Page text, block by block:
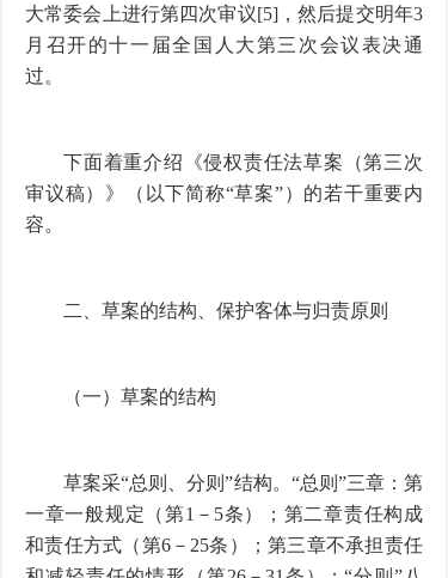
大常委会上进行第四次审议[5]，然后提交明年3
月召开的十一届全国人大第三次会议表决通
过。
下面着重介绍《侵权责任法草案（第三次
审议稿）》（以下简称“草案”）的若干重要内
容。
二、草案的结构、保护客体与归责原则
（一）草案的结构
草案采“总则、分则”结构。“总则”三章：第
一章一般规定（第1－5条）；第二章责任构成
和责任方式（第6－25条）；第三章不承担责任